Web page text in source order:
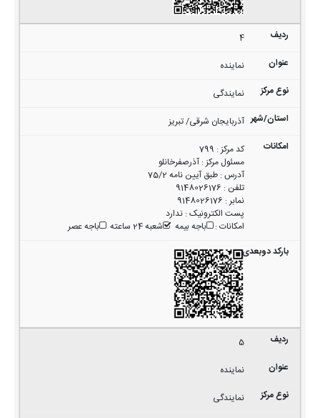
4
نماینده
نمایندگی
آذربایجان شرقی/ تبریز
کد مرکز:
799
مسئول مرکز:آذرصفرخانلو
آدرس:طبق آیین نامه 75/2
تلفن :
9148026176
نمابر:
9148026176
پست الکترونیک:ندارد
امکانات: باجه بیمه شعبه 24 ساعته باجه عصر
5
نماینده
نمایندگی